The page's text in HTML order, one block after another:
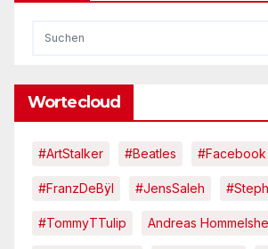
Wortecloud
#ArtStalker #Beatles #Facebook
#FranzDeBÿl #JensSaleh
#TommyTTulip Andreas